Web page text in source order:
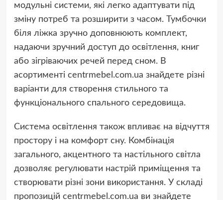
модульні системи, які легко адаптувати під
зміну потреб та розширити з часом. Тумбочки
біля ліжка зручно доповнюють комплект,
надаючи зручний доступ до освітлення, книг
або зігріваючих речей перед сном. В
асортименті centrmebel.com.ua знайдете різні
варіанти для створення стильного та
функціонального спального середовища.
Система освітлення також впливає на відчуття
простору і на комфорт сну. Комбінація
загального, акцентного та настільного світла
дозволяє регулювати настрій приміщення та
створювати різні зони використання. У складі
пропозицій centrmebel.com.ua ви знайдете